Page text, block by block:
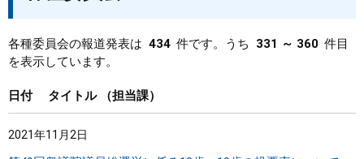
教育・文化・スポーツ
しごと・産業・観光
各種委員会の報道発表は 434 件です。うち 331 ～ 360 件目
を表示しています。
日付 タイトル 担当課
2021年11月2日